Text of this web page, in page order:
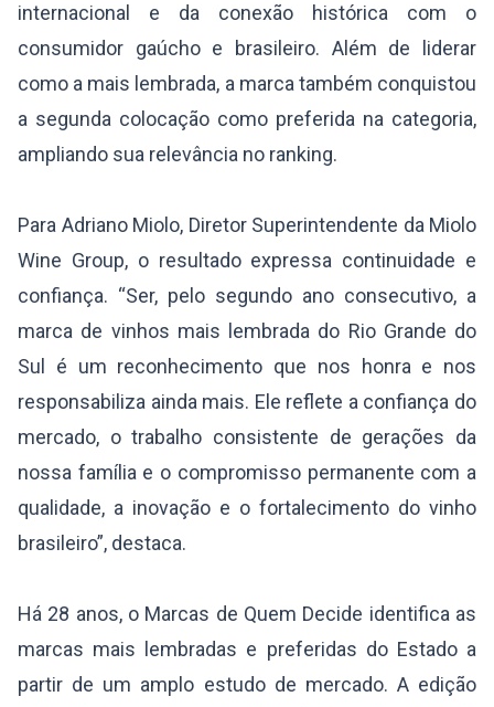
internacional e da conexão histórica com o
consumidor gaúcho e brasileiro. Além de liderar
como a mais lembrada, a marca também conquistou
a segunda colocação como preferida na categoria,
ampliando sua relevância no ranking.
Para Adriano Miolo, Diretor Superintendente da Miolo
Wine Group, o resultado expressa continuidade e
confiança. “Ser, pelo segundo ano consecutivo, a
marca de vinhos mais lembrada do Rio Grande do
Sul é um reconhecimento que nos honra e nos
responsabiliza ainda mais. Ele reflete a confiança do
mercado, o trabalho consistente de gerações da
nossa família e o compromisso permanente com a
qualidade, a inovação e o fortalecimento do vinho
brasileiro”, destaca.
Há 28 anos, o Marcas de Quem Decide identifica as
marcas mais lembradas e preferidas do Estado a
partir de um amplo estudo de mercado. A edição